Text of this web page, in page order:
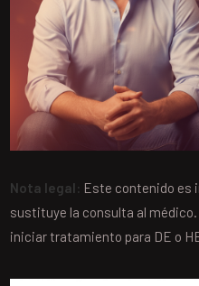
Nota legal: Este contenido es
sustituye la consulta al
iniciar tratamiento para DE o